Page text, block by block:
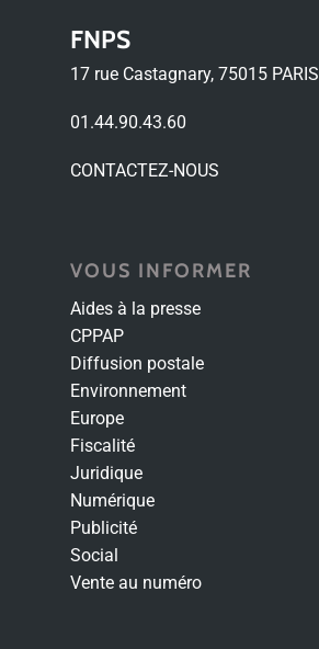
FNPS
17 rue Castagnary, 75015 PARIS
01.44.90.43.60
CONTACTEZ-NOUS
VOUS INFORMER
Aides à la presse
CPPAP
Diffusion postale
Environnement
Europe
Fiscalité
Juridique
Numérique
Publicité
Social
Vente au numéro